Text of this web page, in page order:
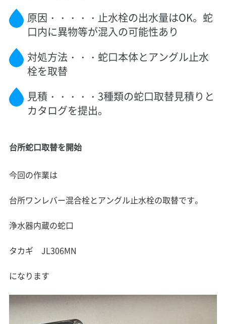
原因・・・・・止水栓の出水量はOK。蛇
口内に異物等が混入の可能性あり
対処方法・・・蛇口本体とアングル止水
栓を取替
見積・・・・・3種類の蛇口取替見積りと
カタログを提出。
台所蛇口取替を開始
今回の作業は
台所ワンレバー混合栓とアングル止水栓の取替です。
浄水器内蔵の蛇口
タカギ JL306MN
になります